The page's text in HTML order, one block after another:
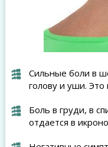
Сильные боли в
голову и уши.
Боль в груди, в
отдается в